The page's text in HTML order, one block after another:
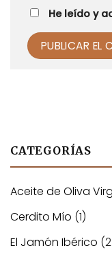
He leído y
CATEGORÍAS
Aceite de Oliva
Cerdito Mío (1)
El Jamón Ibérico